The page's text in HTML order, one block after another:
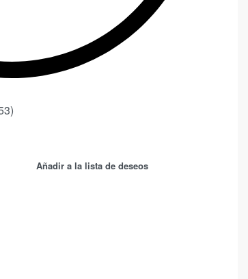
Añadir a la lista de deseos